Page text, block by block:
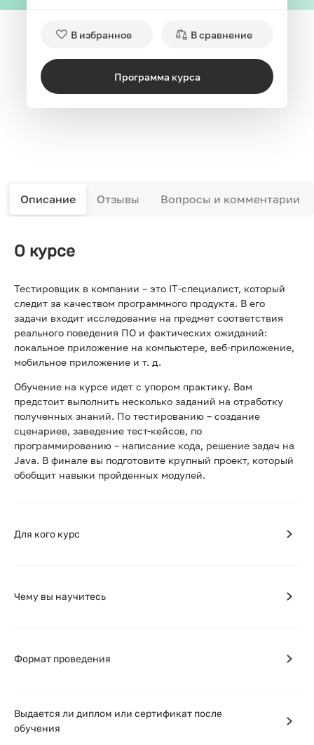
В избранное В сравнение
Программа курса
Описание Отзывы Вопросы и комментарии
О курсе
Тестировщик в компании – это IT-специалист, который
следит за качеством программного продукта. В его
задачи входит исследование на предмет соответствия
реального поведения ПО и фактических ожиданий:
локальное приложение на компьютере, веб-приложение,
мобильное приложение и т. д.
Обучение на курсе идет с упором практику. Вам
предстоит выполнить несколько заданий на отработку
полученных знаний. По тестированию – создание
сценариев, заведение тест-кейсов, по
программированию – написание кода, решение задач на
Java. В финале вы подготовите крупный проект, который
обобщит навыки пройденных модулей.
Для кого курс
Чему вы научитесь
Формат проведения
Выдается ли диплом или сертификат после
обучения